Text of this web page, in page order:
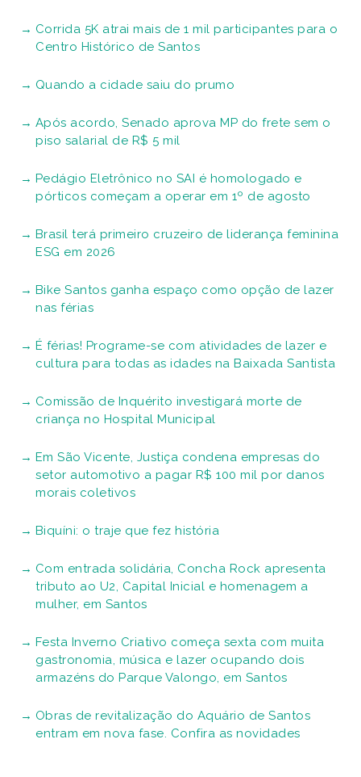
Corrida 5K atrai mais de 1 mil participantes para o
Centro Histórico de Santos
Quando a cidade saiu do prumo
Após acordo, Senado aprova MP do frete sem o
piso salarial de R$ 5 mil
Pedágio Eletrônico no SAI é homologado e
pórticos começam a operar em 1º de agosto
Brasil terá primeiro cruzeiro de liderança feminina
ESG em 2026
Bike Santos ganha espaço como opção de lazer
nas férias
É férias! Programe-se com atividades de lazer e
cultura para todas as idades na Baixada Santista
Comissão de Inquérito investigará morte de
criança no Hospital Municipal
Em São Vicente, Justiça condena empresas do
setor automotivo a pagar R$ 100 mil por danos
morais coletivos
Biquíni: o traje que fez história
Com entrada solidária, Concha Rock apresenta
tributo ao U2, Capital Inicial e homenagem a
mulher, em Santos
Festa Inverno Criativo começa sexta com muita
gastronomia, música e lazer ocupando dois
armazéns do Parque Valongo, em Santos
Obras de revitalização do Aquário de Santos
entram em nova fase. Confira as novidades